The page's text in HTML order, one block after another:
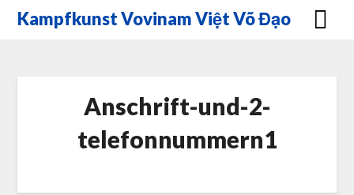
SkipKampfkunst Vovinam Việt Võ Đạo
Anschrift-und-2-
telefonnummern1